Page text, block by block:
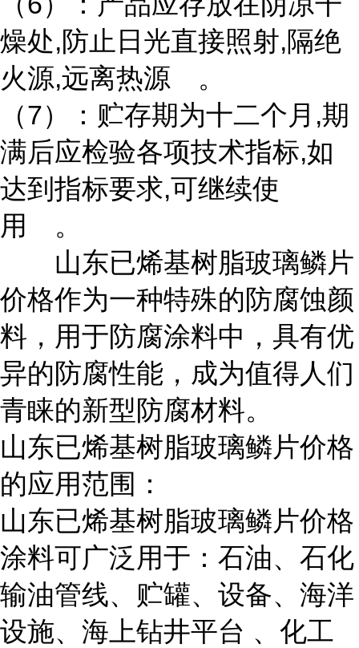
燥处,防止日光直接照射,隔绝
火源,远离热源 。
（7）：贮存期为十二个月,期
满后应检验各项技术指标,如
达到指标要求,可继续使
用 。
山东已烯基树脂玻璃鳞片
价格作为一种特殊的防腐蚀颜
料，用于防腐涂料中，具有优
异的防腐性能，成为值得人们
青睐的新型防腐材料。
山东已烯基树脂玻璃鳞片价格
的应用范围：
山东已烯基树脂玻璃鳞片价格
涂料可广泛用于：石油、石化
输油管线、贮罐、设备、海洋
设施、海上钻井平台 、化工